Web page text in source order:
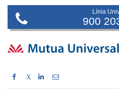
Línia
900
X